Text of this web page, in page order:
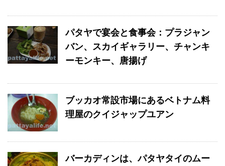
パタヤで宴会と食事会：プラジャン
バン、スカイギャラリー、チャンキ
ーモンキー、唐揚げ
ブッカオ常設市場にあるベトナム料
理屋のクイジャップユアン
バーカディンは、パタヤタイのムー